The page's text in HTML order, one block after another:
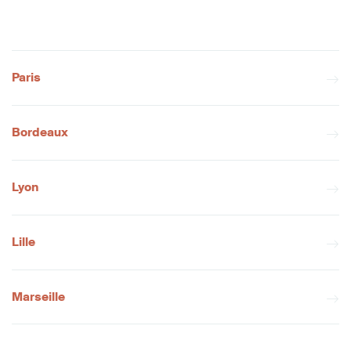
Paris
Bordeaux
Lyon
Lille
Marseille